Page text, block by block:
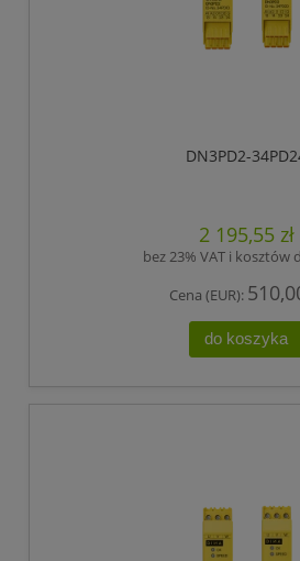
DN3PD2-
2 195,55 zł
bez 23% VAT i kosztów
Cena (EUR):
do koszyka